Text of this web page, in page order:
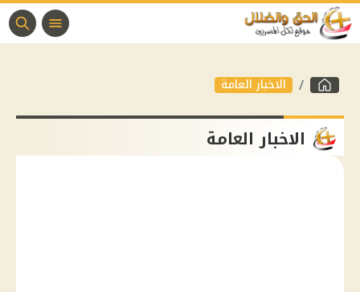
الاخبار العامة
الاخبار العامة